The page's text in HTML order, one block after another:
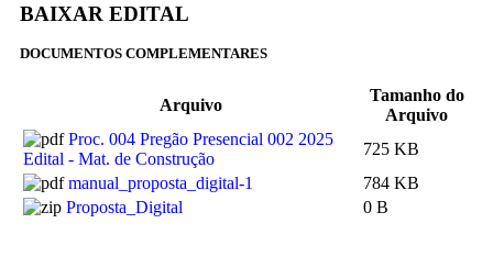
BAIXAR EDITAL
DOCUMENTOS COMPLEMENTARES
Arquivo
Tamanho do
Arquivo
Proc. 004 Pregão Presencial 002 2025
Edital - Mat. de Construção
725 KB
manual_proposta_digital-1
784 KB
Proposta_Digital
0 B